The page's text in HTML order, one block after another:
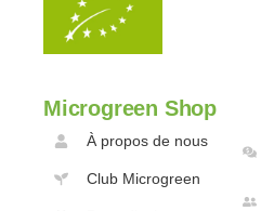
Microgreen Shop
À propos de nous
Club Microgreen